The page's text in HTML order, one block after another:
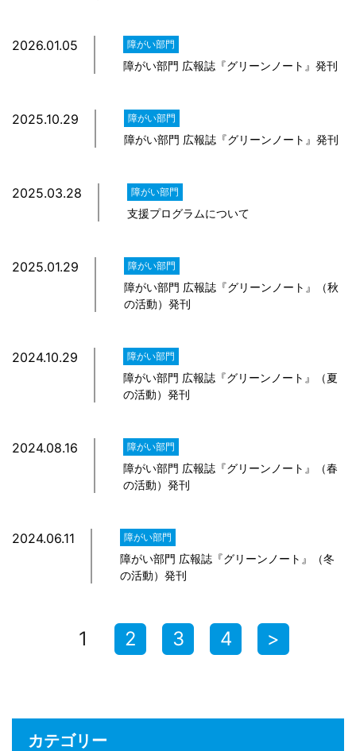
2026.01.05 障がい部門
障がい部門 広報誌『グリーンノート』発刊
2025.10.29 障がい部門
障がい部門 広報誌『グリーンノート』発刊
2025.03.28 障がい部門
支援プログラムについて
2025.01.29 障がい部門
障がい部門 広報誌『グリーンノート』（秋
の活動）発刊
2024.10.29 障がい部門
障がい部門 広報誌『グリーンノート』（夏
の活動）発刊
2024.08.16 障がい部門
障がい部門 広報誌『グリーンノート』（春
の活動）発刊
2024.06.11 障がい部門
障がい部門 広報誌『グリーンノート』（冬
の活動）発刊
1 2 3 4 >
カテゴリー